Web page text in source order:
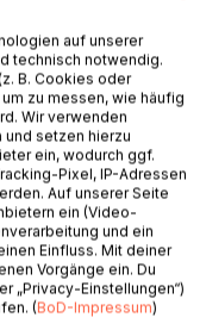
besonders
eingebunden
berührt und sie
Thema.
in einem Stadtteil,
Familien leben.
mit der
Schins in der
Lehrerin Britta Heils,
einer intensiven
zwischen
wurden zum
zu einem
auf unserer
technisch notwendig.
B. Cookies oder
zu messen, wie häufig
Wir verwenden
setzen hierzu
ein, wodurch ggf.
Pixel, IP-Adressen
Auf unserer Seite
ein (Video-
und ein
Einfluss. Mit deiner
Vorgänge ein. Du
„Privacy-Einstellungen“)
(BoD-Impressum)